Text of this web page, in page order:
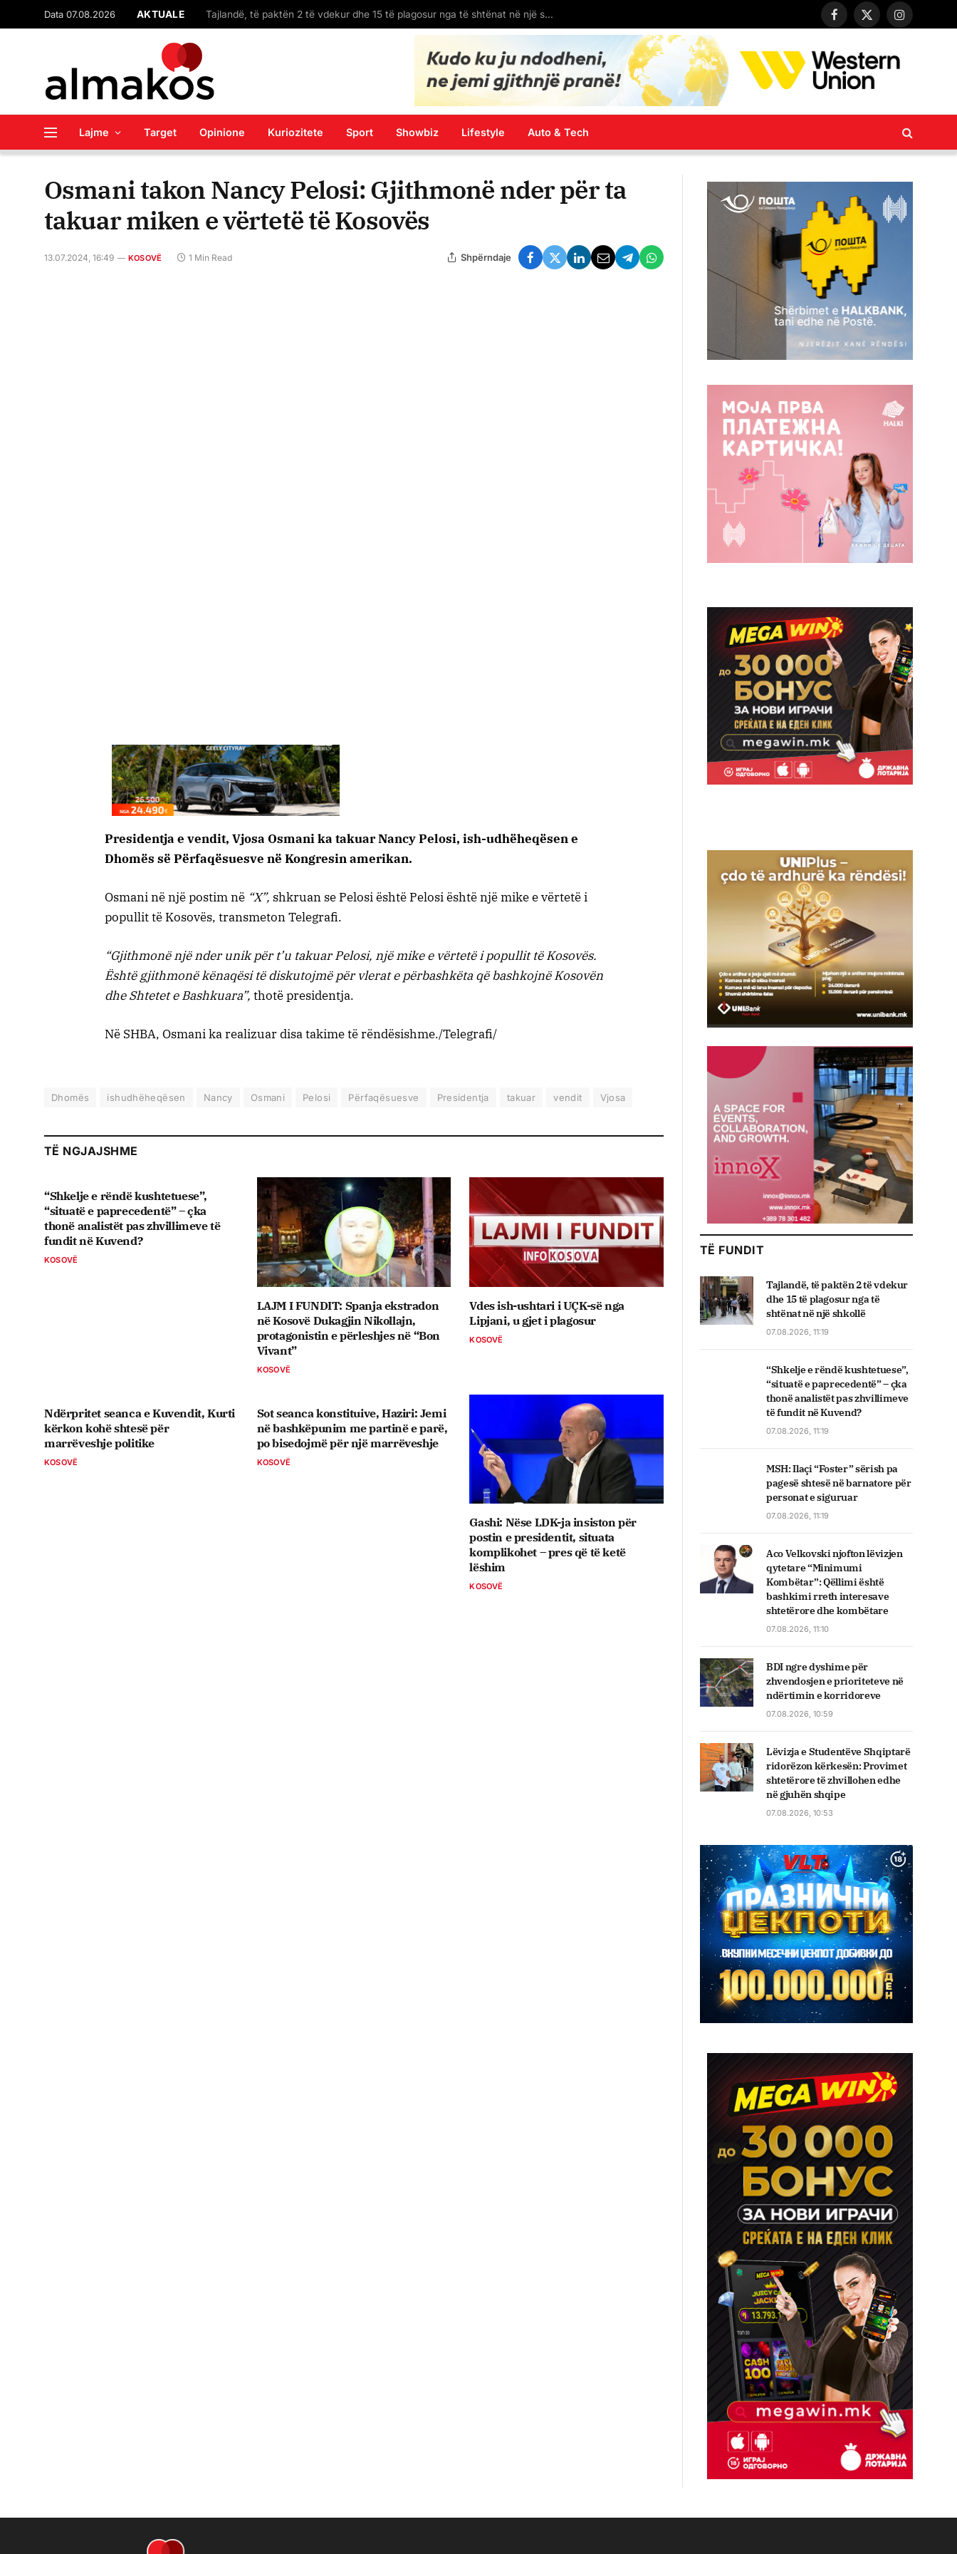
Data 07.08.2026 AKTUALE “Shkelje e rëndë kushtetuese”, “situatë e paprecedentë” – çka thonë analistët pas zhvillimeve të fundit në Kuvend?
Facebook
X
Instagram
Lajme Target Opinione Kuriozitete Sport Showbiz Lifestyle Auto & Tech
Osmani takon Nancy Pelosi: Gjithmonë nder për ta
takuar miken e vërtetë të Kosovës
13.07.2024, 16:49 KOSOVË 1 Min Read Shpërndaje
Presidentja e vendit, Vjosa Osmani ka takuar Nancy Pelosi, ish-udhëheqësen e
Dhomës së Përfaqësuesve në Kongresin amerikan.
Osmani në një postim në “X”, shkruan se Pelosi është Pelosi është një mike e vërtetë i
popullit të Kosovës, transmeton Telegrafi.
“Gjithmonë një nder unik për t’u takuar Pelosi, një mike e vërtetë i popullit të Kosovës.
Është gjithmonë kënaqësi të diskutojmë për vlerat e përbashkëta që bashkojnë Kosovën
dhe Shtetet e Bashkuara”, thotë presidentja.
Në SHBA, Osmani ka realizuar disa takime të rëndësishme./Telegrafi/
Dhomës ishudhëheqësen Nancy Osmani Pelosi Përfaqësuesve Presidentja takuar vendit Vjosa
TË NGJAJSHME
“Shkelje e rëndë kushtetuese”,
“situatë e paprecedentë” – çka
thonë analistët pas zhvillimeve të
fundit në Kuvend?
KOSOVË
LAJM I FUNDIT: Spanja ekstradon
në Kosovë Dukagjin Nikollajn,
protagonistin e përleshjes në “Bon
Vivant”
KOSOVË
Vdes ish-ushtari i UÇK-së nga
Lipjani, u gjet i plagosur
KOSOVË
Ndërpritet seanca e Kuvendit, Kurti
kërkon kohë shtesë për
marrëveshje politike
KOSOVË
Sot seanca konstituive, ​Haziri: Jemi
në bashkëpunim me partinë e parë,
po bisedojmë për një marrëveshje
KOSOVË
Gashi: Nëse LDK-ja insiston për
postin e presidentit, situata
komplikohet – pres që të ketë
lëshim
KOSOVË
TË FUNDIT
Tajlandë, të paktën 2 të vdekur
dhe 15 të plagosur nga të
shtënat në një shkollë
07.08.2026, 11:19
“Shkelje e rëndë kushtetuese”,
“situatë e paprecedentë” – çka
thonë analistët pas zhvillimeve
të fundit në Kuvend?
07.08.2026, 11:19
MSH: Ilaçi “Foster” sërish pa
pagesë shtesë në barnatore për
personat e siguruar
07.08.2026, 11:19
Aco Velkovski njofton lëvizjen
qytetare “Minimumi
Kombëtar”: Qëllimi është
bashkimi rreth interesave
shtetërore dhe kombëtare
07.08.2026, 11:10
BDI ngre dyshime për
zhvendosjen e prioriteteve në
ndërtimin e korridoreve
07.08.2026, 10:59
Lëvizja e Studentëve Shqiptarë
ridorëzon kërkesën: Provimet
shtetërore të zhvillohen edhe
në gjuhën shqipe
07.08.2026, 10:53